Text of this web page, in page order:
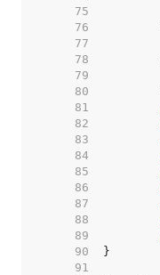
    75
    76
    77
    78
    79
    80
    81
    82
    83
    84
    85
    86
    87
    88
    89
    90
    91